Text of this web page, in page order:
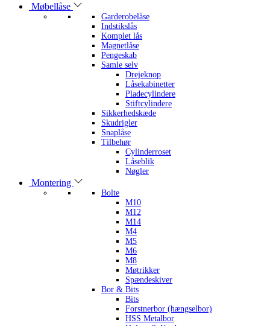
Møbellåse
Garderobelåse
Indstikslås
Komplet lås
Magnetlåse
Pengeskab
Samle selv
Drejeknop
Låsekabinetter
Pladecylindere
Stiftcylindere
Sikkerhedskæde
Skudrigler
Snaplåse
Tilbehør
Cylinderroset
Låseblik
Nøgler
Montering
Bolte
M10
M12
M14
M4
M5
M6
M8
Møtrikker
Spændeskiver
Bor & Bits
Bits
Forstnerbor (hængselbor)
HSS Metalbor